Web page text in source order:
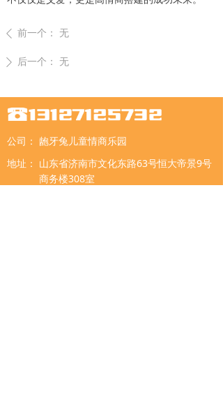
ꄴ 前一个： 无
ꄲ 后一个： 无
公司： 龅牙兔儿童情商乐园
地址： 山东省济南市文化东路63号恒大帝景9号
商务楼308室